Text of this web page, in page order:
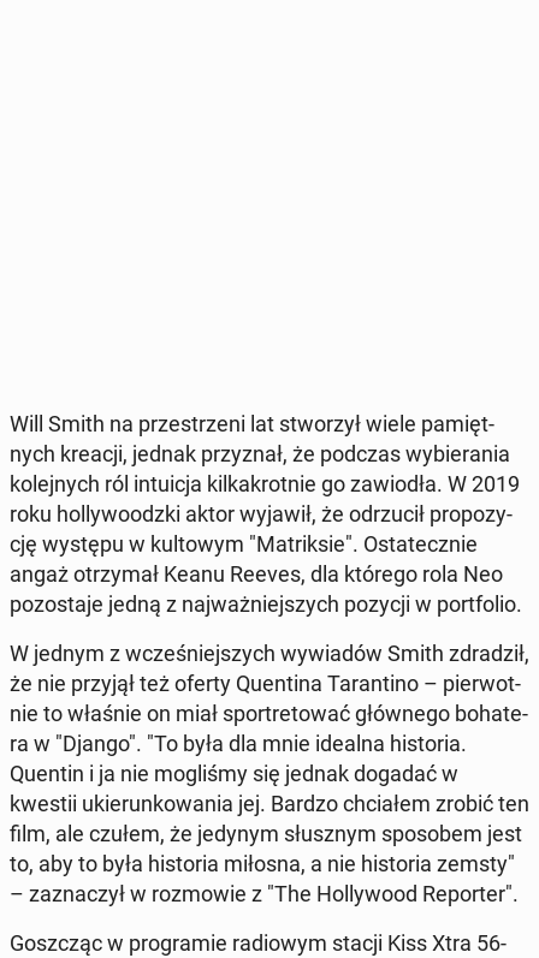
Will Smith na prze­strze­ni lat stwo­rzył wiele pa­mięt­
nych kreacji, jednak przy­znał, że podczas wy­bie­ra­nia
ko­lej­nych ról in­tu­icja kil­ka­krot­nie go za­wio­dła. W 2019
roku hol­ly­wo­odz­ki aktor wyjawił, że od­rzu­cił pro­po­zy­
cję występu w kul­to­wym "Ma­trik­sie". Osta­tecz­nie
angaż otrzy­mał Keanu Reeves, dla którego rola Neo
po­zo­sta­je jedną z naj­waż­niej­szych pozycji w port­fo­lio.
W jednym z wcze­śniej­szych wy­wia­dów Smith zdra­dził,
że nie przyjął też oferty Qu­en­ti­na Ta­ran­ti­no – pier­wot­
nie to właśnie on miał spor­tre­to­wać głów­ne­go bo­ha­te­
ra w "Django". "To była dla mnie idealna hi­sto­ria.
Quentin i ja nie mo­gli­śmy się jednak dogadać w
kwestii ukie­run­ko­wa­nia jej. Bardzo chcia­łem zrobić ten
film, ale czułem, że jedynym słusz­nym spo­so­bem jest
to, aby to była hi­sto­ria miłosna, a nie hi­sto­ria zemsty"
– za­zna­czył w roz­mo­wie z "The Hol­ly­wo­od Re­por­ter".
Gosz­cząc w pro­gra­mie ra­dio­wym stacji Kiss Xtra 56-